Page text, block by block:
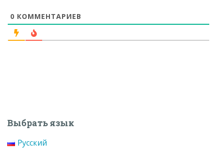
0 КОММЕНТАРИЕВ
Выбрать язык
Русский